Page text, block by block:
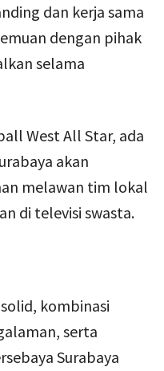
dan kerja sama
dengan pihak
selama
West All Star, ada
akan
melawan tim lokal
di televisi swasta.
kombinasi
serta
Surabaya